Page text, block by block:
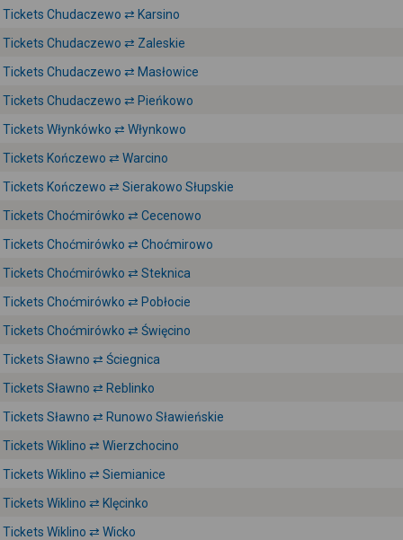
Tickets Chudaczewo ⇄ Karsino
Tickets Chudaczewo ⇄ Zaleskie
Tickets Chudaczewo ⇄ Masłowice
Tickets Chudaczewo ⇄ Pieńkowo
Tickets Włynkówko ⇄ Włynkowo
Tickets Kończewo ⇄ Warcino
Tickets Kończewo ⇄ Sierakowo Słupskie
Tickets Choćmirówko ⇄ Cecenowo
Tickets Choćmirówko ⇄ Choćmirowo
Tickets Choćmirówko ⇄ Steknica
Tickets Choćmirówko ⇄ Pobłocie
Tickets Choćmirówko ⇄ Święcino
Tickets Sławno ⇄ Ściegnica
Tickets Sławno ⇄ Reblinko
Tickets Sławno ⇄ Runowo Sławieńskie
Tickets Wiklino ⇄ Wierzchocino
Tickets Wiklino ⇄ Siemianice
Tickets Wiklino ⇄ Klęcinko
Tickets Wiklino ⇄ Wicko